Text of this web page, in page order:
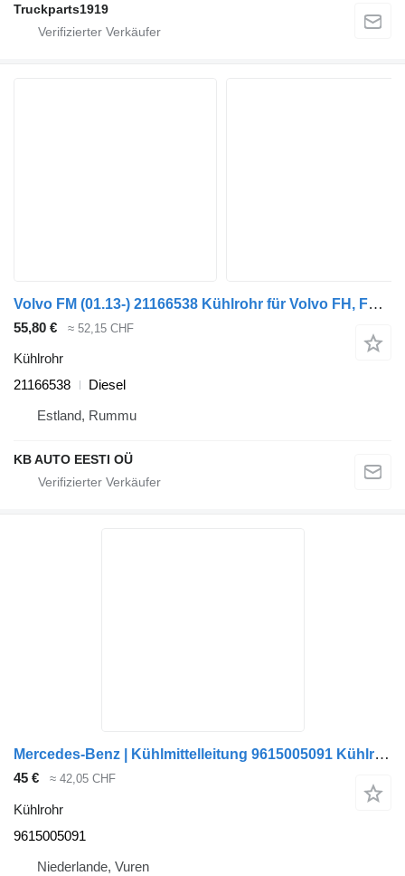
Truckparts1919
Volvo FM (01.13-) 21166538 Kühlrohr für Volvo FH, FM, FMX-4 series (2013-) LKW
55,80 € ≈ 52,15 CHF
Kühlrohr
21166538
Diesel
Estland, Rummu
KB AUTO EESTI OÜ
Mercedes-Benz | Kühlmittelleitung 9615005091 Kühlrohr für LKW
45 € ≈ 42,05 CHF
Kühlrohr
9615005091
Niederlande, Vuren